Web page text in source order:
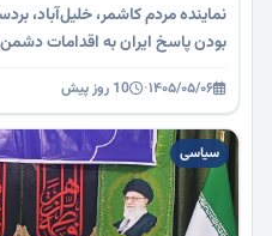
نماینده مردم کاشمر، خلیل‌آباد،
بودن پاسخ ایران به اقدامات
۱۴۰۵/۰۵/۰۶· 10 روز پیش
سیاسی